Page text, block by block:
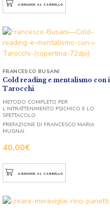
AGGIUNGI AL CARRELLO
Cold reading e mentalismo con i
Tarocchi
40,00€
FRANCESCO BUSANI
METODO COMPLETO PER
L’INTRATTENIMENTO PSICHICO E LO
SPETTACOLO
PREFAZIONE DI FRANCESCO MARIA
MUGNAI
AGGIUNGI AL CARRELLO